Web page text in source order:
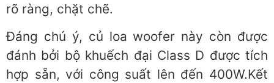
rõ ràng, chặt chẽ.
Đáng chú ý, củ loa woofer này còn được
đánh bởi bộ khuếch đại Class D được tích
hợp sẵn, với công suất lên đến 400W.Kết